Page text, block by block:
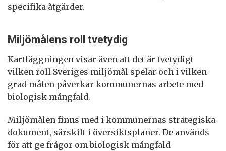
specifika åtgärder.
Miljömålens roll tvetydig
Kartläggningen visar även att det är tvetydigt
vilken roll Sveriges miljömål spelar och i vilken
grad målen påverkar kommunernas arbete med
biologisk mångfald.
Miljömålen finns med i kommunernas strategiska
dokument, särskilt i översiktsplaner. De används
för att ge frågor om biologisk mångfald